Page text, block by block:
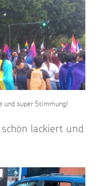
und super Stimmung!
lackiert und